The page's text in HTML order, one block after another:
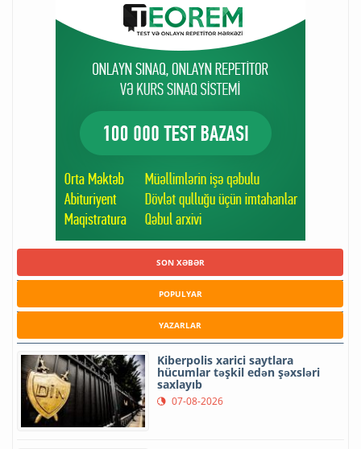
SON XƏBƏR
POPULYAR
YAZARLAR
Kiberpolis xarici saytlara
hücumlar təşkil edən şəxsləri
saxlayıb
07-08-2026